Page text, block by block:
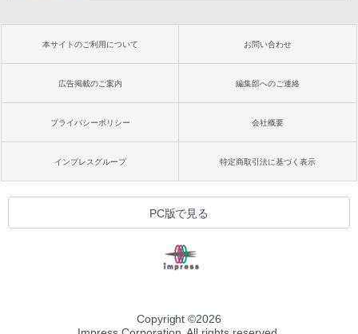
本サイトのご利用について お問い合わせ
広告掲載のご案内 編集部へのご連絡
プライバシーポリシー 会社概要
インプレスグループ 特定商取引法に基づく表示
PC版で見る
Copyright ©2026